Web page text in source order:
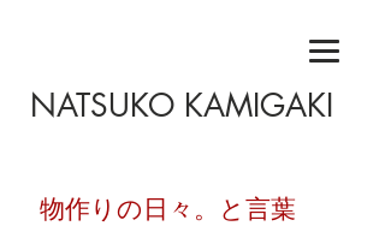
NATSUKO KAMIGAKI
​物作りの日々。と言葉